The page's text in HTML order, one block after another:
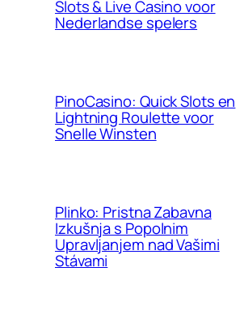
Slots & Live Casino voor
Nederlandse spelers
PinoCasino: Quick Slots en
Lightning Roulette voor
Snelle Winsten
Plinko: Pristna Zabavna
Izkušnja s Popolnim
Upravljanjem nad Vašimi
Stávami